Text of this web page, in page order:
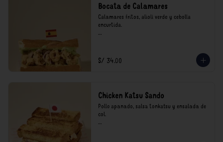
Bocata de Calamares
Calamares fritos, alioli verde y cebolla
encurtida.
consumo.
S/ 34.00
Chicken Katsu Sando
Pollo apanado, salsa tonkatsu y ensalada de
col.